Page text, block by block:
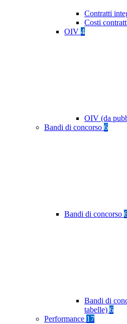
Contratti
Costi
OIV 4
OIV (da
Bandi di concorso 6
Bandi di concorso
Bandi di
tabelle) 6
Performance 17